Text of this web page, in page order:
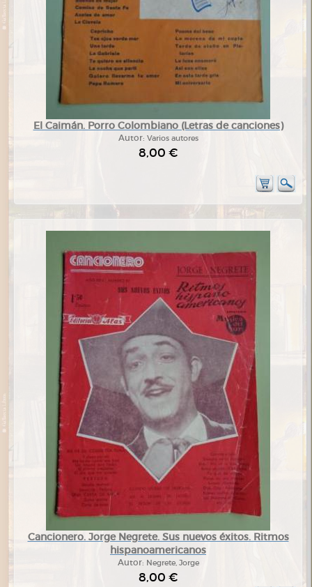
El Caimán. Porro Colombiano (Letras de canciones)
Autor: Varios autores
8,00 €
Cancionero. Jorge Negrete. Sus nuevos éxitos. Ritmos
hispanoamericanos
Autor: Negrete, Jorge
8,00 €